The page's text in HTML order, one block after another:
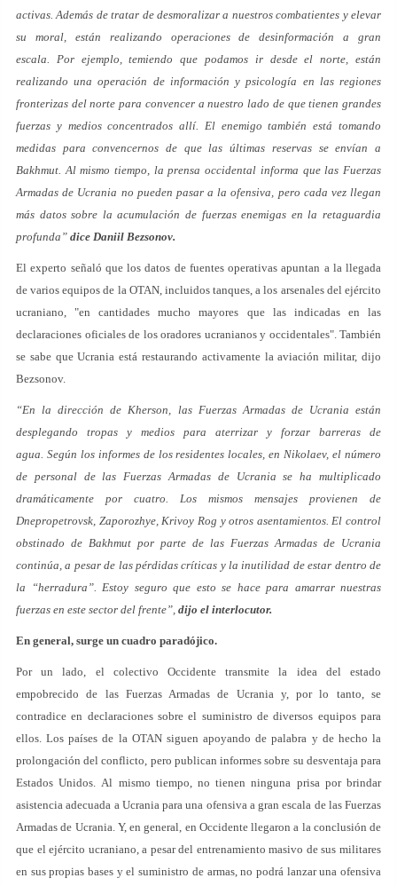
activas. Además de tratar de desmoralizar a nuestros combatientes y elevar
su moral, están realizando operaciones de desinformación a gran
escala. Por ejemplo, temiendo que podamos ir desde el norte, están
realizando una operación de información y psicología en las regiones
fronterizas del norte para convencer a nuestro lado de que tienen grandes
fuerzas y medios concentrados allí. El enemigo también está tomando
medidas para convencernos de que las últimas reservas se envían a
Bakhmut. Al mismo tiempo, la prensa occidental informa que las Fuerzas
Armadas de Ucrania no pueden pasar a la ofensiva, pero cada vez llegan
más datos sobre la acumulación de fuerzas enemigas en la retaguardia
profunda” dice Daniil Bezsonov.
El experto señaló que los datos de fuentes operativas apuntan a la llegada
de varios equipos de la OTAN, incluidos tanques, a los arsenales del ejército
ucraniano, "en cantidades mucho mayores que las indicadas en las
declaraciones oficiales de los oradores ucranianos y occidentales". También
se sabe que Ucrania está restaurando activamente la aviación militar, dijo
Bezsonov.
“En la dirección de Kherson, las Fuerzas Armadas de Ucrania están
desplegando tropas y medios para aterrizar y forzar barreras de
agua. Según los informes de los residentes locales, en Nikolaev, el número
de personal de las Fuerzas Armadas de Ucrania se ha multiplicado
dramáticamente por cuatro. Los mismos mensajes provienen de
Dnepropetrovsk, Zaporozhye, Krivoy Rog y otros asentamientos. El control
obstinado de Bakhmut por parte de las Fuerzas Armadas de Ucrania
continúa, a pesar de las pérdidas críticas y la inutilidad de estar dentro de
la “herradura”. Estoy seguro que esto se hace para amarrar nuestras
fuerzas en este sector del frente”, dijo el interlocutor.
En general, surge un cuadro paradójico.
Por un lado, el colectivo Occidente transmite la idea del estado
empobrecido de las Fuerzas Armadas de Ucrania y, por lo tanto, se
contradice en declaraciones sobre el suministro de diversos equipos para
ellos. Los países de la OTAN siguen apoyando de palabra y de hecho la
prolongación del conflicto, pero publican informes sobre su desventaja para
Estados Unidos. Al mismo tiempo, no tienen ninguna prisa por brindar
asistencia adecuada a Ucrania para una ofensiva a gran escala de las Fuerzas
Armadas de Ucrania. Y, en general, en Occidente llegaron a la conclusión de
que el ejército ucraniano, a pesar del entrenamiento masivo de sus militares
en sus propias bases y el suministro de armas, no podrá lanzar una ofensiva